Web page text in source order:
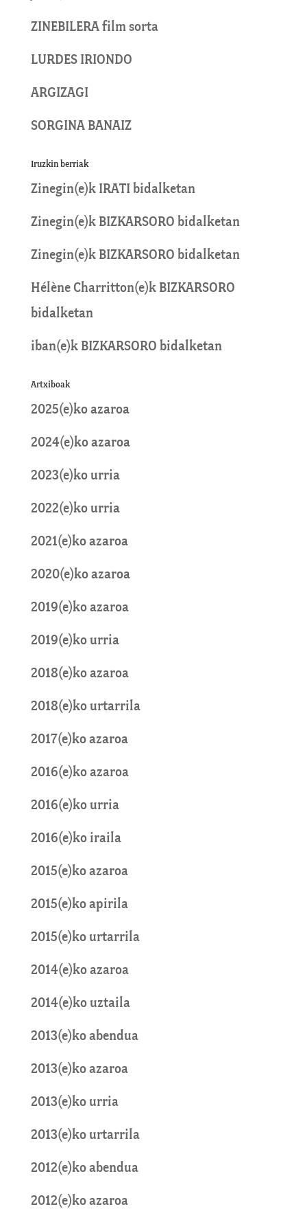
ZINEBILERA film sorta
LURDES IRIONDO
ARGIZAGI
SORGINA BANAIZ
Iruzkin berriak
Zinegin(e)k IRATI bidalketan
Zinegin(e)k BIZKARSORO bidalketan
Zinegin(e)k BIZKARSORO bidalketan
Hélène Charritton(e)k BIZKARSORO
bidalketan
iban(e)k BIZKARSORO bidalketan
Artxiboak
2025(e)ko azaroa
2024(e)ko azaroa
2023(e)ko urria
2022(e)ko urria
2021(e)ko azaroa
2020(e)ko azaroa
2019(e)ko azaroa
2019(e)ko urria
2018(e)ko azaroa
2018(e)ko urtarrila
2017(e)ko azaroa
2016(e)ko azaroa
2016(e)ko urria
2016(e)ko iraila
2015(e)ko azaroa
2015(e)ko apirila
2015(e)ko urtarrila
2014(e)ko azaroa
2014(e)ko uztaila
2013(e)ko abendua
2013(e)ko azaroa
2013(e)ko urria
2013(e)ko urtarrila
2012(e)ko abendua
2012(e)ko azaroa